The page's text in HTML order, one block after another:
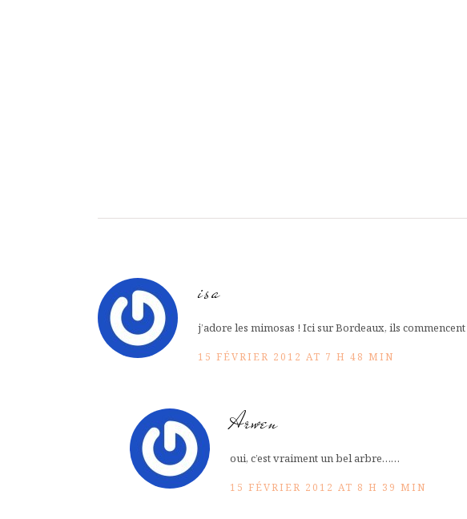
isa
j’adore les mimosas ! Ici sur Bordeaux, ils
15 FÉVRIER 2012 AT 7 H 48 MIN
Arwen
oui, c’est vraiment un bel arbre……
15 FÉVRIER 2012 AT 8 H 39 MIN